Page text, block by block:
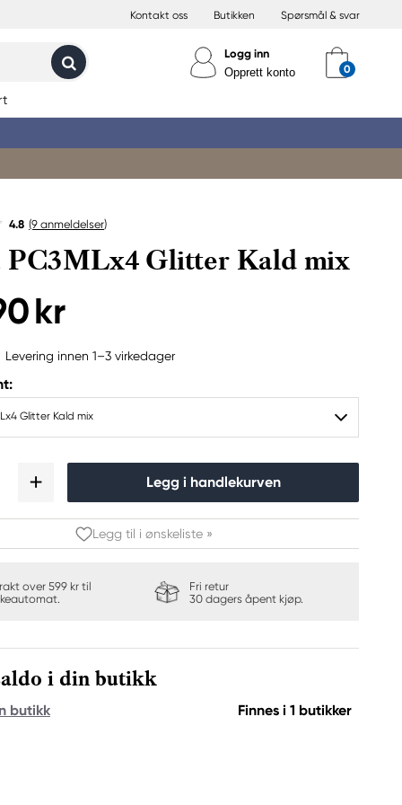
Kontakt oss Butikken Spørsmål & svar
Logg inn
Opprett konto
4.8 (9 anmeldelser)
PC3MLx4 Glitter Kald mix
kr
Levering innen 1–3 virkedager
Glitter Kald mix
Legg i handlekurven
Legg til i ønskeliste »
over 599 kr til
Fri retur
30 dagers åpent kjøp.
i din butikk
butikk Finnes i 1 butikker